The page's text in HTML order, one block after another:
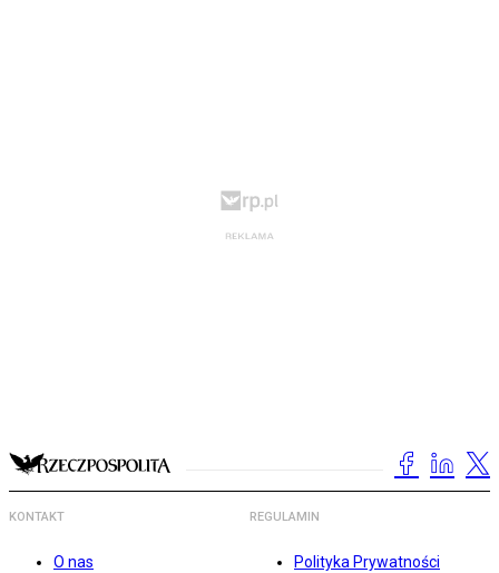
KONTAKT
O nas
REGULAMIN
Polityka Prywatności